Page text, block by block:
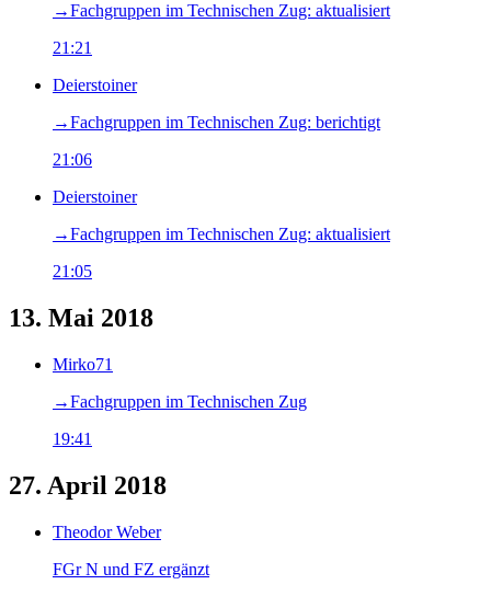
→‎Fachgruppen im Technischen Zug: aktualisiert
21:21
Deierstoiner
→‎Fachgruppen im Technischen Zug: berichtigt
21:06
Deierstoiner
→‎Fachgruppen im Technischen Zug: aktualisiert
21:05
13. Mai 2018
Mirko71
→‎Fachgruppen im Technischen Zug
19:41
27. April 2018
Theodor Weber
FGr N und FZ ergänzt